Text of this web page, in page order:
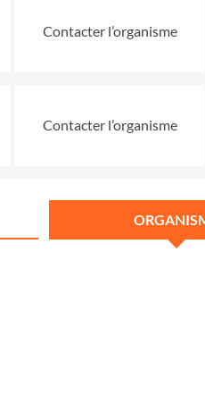
Contacter l’organisme
Contacter l’organisme